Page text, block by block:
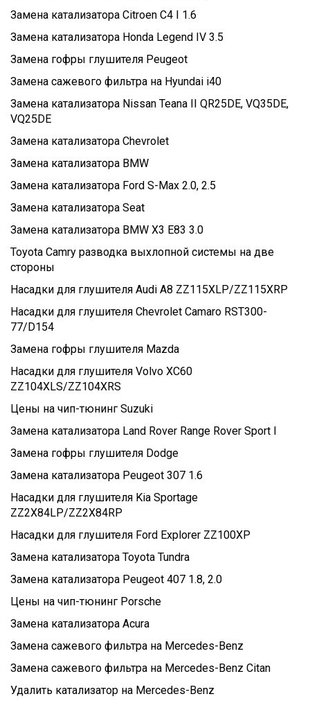
Замена катализатора Citroen C4 I 1.6
Замена катализатора Honda Legend IV 3.5
Замена гофры глушителя Peugeot
Замена сажевого фильтра на Hyundai i40
Замена катализатора Nissan Teana II QR25DE, VQ35DE,
VQ25DE
Замена катализатора Chevrolet
Замена катализатора BMW
Замена катализатора Ford S-Max 2.0, 2.5
Замена катализатора Seat
Замена катализатора BMW X3 E83 3.0
Toyota Camry разводка выхлопной системы на две
стороны
Насадки для глушителя Audi A8 ZZ115XLP/ZZ115XRP
Насадки для глушителя Chevrolet Camaro RST300-
77/D154
Замена гофры глушителя Mazda
Насадки для глушителя Volvo XC60
ZZ104XLS/ZZ104XRS
Цены на чип-тюнинг Suzuki
Замена катализатора Land Rover Range Rover Sport I
Замена гофры глушителя Dodge
Замена катализатора Peugeot 307 1.6
Насадки для глушителя Kia Sportage
ZZ2X84LP/ZZ2X84RP
Насадки для глушителя Ford Explorer ZZ100XP
Замена катализатора Toyota Tundra
Замена катализатора Peugeot 407 1.8, 2.0
Цены на чип-тюнинг Porsche
Замена катализатора Acura
Замена сажевого фильтра на Mercedes-Benz
Замена сажевого фильтра на Mercedes-Benz Citan
Удалить катализатор на Mercedes-Benz